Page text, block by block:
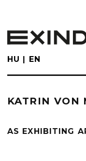
main
content
HU EN
KATRIN VON
AS EXHIBITING